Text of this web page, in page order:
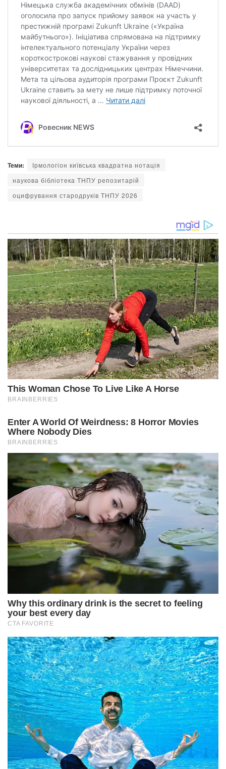
Теми:
Ірмологіон київська квадратна нотація
наукова бібліотека ТНПУ репозитарій
оцифрування стародруків ТНПУ 2026